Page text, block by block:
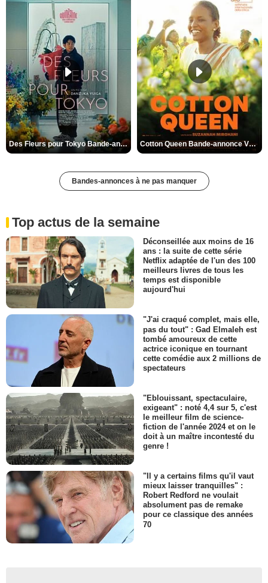
Des Fleurs pour Tokyo Bande-annonce VO STFR Cotton Queen Bande-annonce VO STFR
Bandes-annonces à ne pas manquer
Top actus de la semaine
Déconseillée aux moins de 16
ans : la suite de cette série
Netflix adaptée de l'un des 100
meilleurs livres de tous les
temps est disponible
aujourd'hui
"J'ai craqué complet, mais elle,
pas du tout" : Gad Elmaleh est
tombé amoureux de cette
actrice iconique en tournant
cette comédie aux 2 millions de
spectateurs
"Eblouissant, spectaculaire,
exigeant" : noté 4,4 sur 5, c'est
le meilleur film de science-
fiction de l'année 2024 et on le
doit à un maître incontesté du
genre !
"Il y a certains films qu'il vaut
mieux laisser tranquilles" :
Robert Redford ne voulait
absolument pas de remake
pour ce classique des années
70